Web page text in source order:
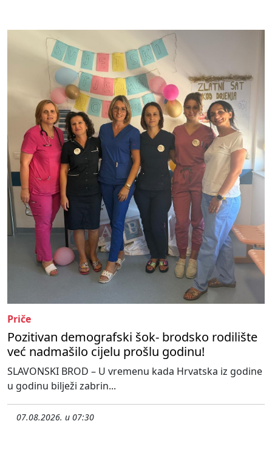
Priče
Pozitivan demografski šok- brodsko rodilište
već nadmašilo cijelu prošlu godinu!
SLAVONSKI BROD – U vremenu kada Hrvatska iz godine
u godinu bilježi zabrin...
07.08.2026. u 07:30